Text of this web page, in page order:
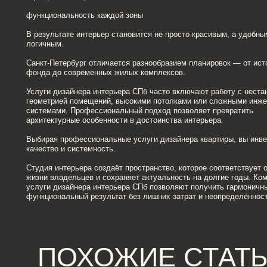
системами. Профессиональный подход позволяет превратить
архитектурные особенности в достоинства интерьера.
Выбирая профессиональные услуги дизайнера квартиры, вы
качество и системность.
Студия интерьера создаёт пространство, которое соответствует образу
жизни владельцев и сохраняет актуальность на долгие годы.
функциональный результат без лишних затрат и неопределённости.
ПОХОЖИЕ СТАТЬИ